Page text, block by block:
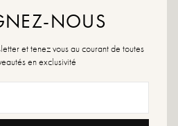
gebruikelijke maat. Zit je tussen twee
NOUS
et tenez vous au courant de toutes
en exclusivité